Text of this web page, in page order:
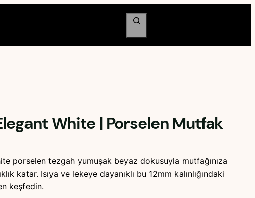
Ara
White | Porselen Mutfak
porselen tezgah yumuşak beyaz dokusuyla mutfağınıza
katar. Isıya ve lekeye dayanıklı bu 12mm kalınlığındaki
keşfedin.